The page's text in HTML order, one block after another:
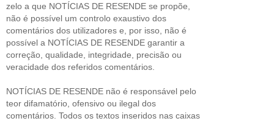
zelo a que NOTÍCIAS DE RESENDE se propõe,
não é possível um controlo exaustivo dos
comentários dos utilizadores e, por isso, não é
possível a NOTÍCIAS DE RESENDE garantir a
correção, qualidade, integridade, precisão ou
veracidade dos referidos comentários.
NOTÍCIAS DE RESENDE não é responsável pelo
teor difamatório, ofensivo ou ilegal dos
comentários. Todos os textos inseridos nas caixas